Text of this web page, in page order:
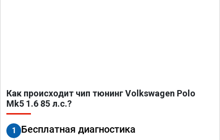
Как происходит чип тюнинг Volkswagen Polo
Mk5 1.6 85 л.с.?
1 Бесплатная диагностика